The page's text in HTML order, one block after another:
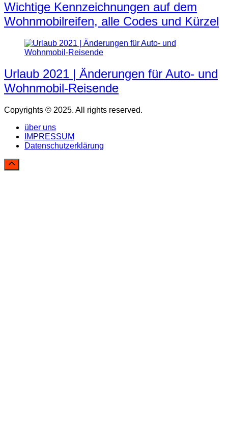
Wichtige Kennzeichnungen auf dem
Wohnmobilreifen, alle Codes und Kürzel
Urlaub 2021 | Änderungen für Auto- und
Wohnmobil-Reisende
Copyrights © 2025. All rights reserved.
über uns
IMPRESSUM
Datenschutzerklärung